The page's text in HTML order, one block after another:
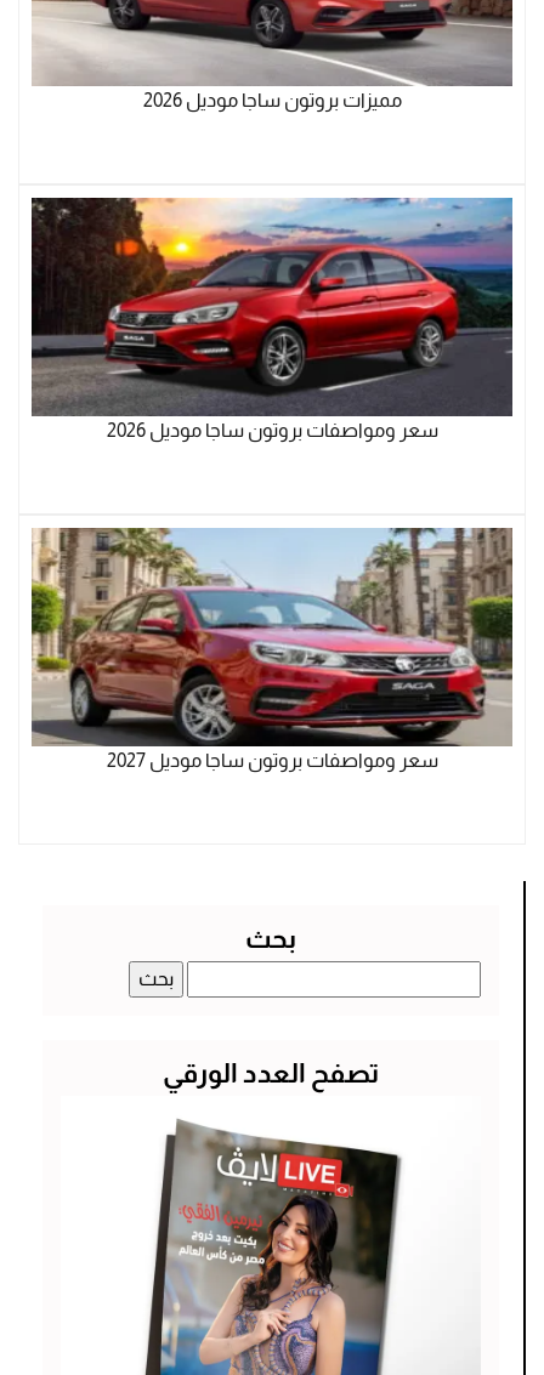
مميزات بروتون ساجا موديل 2026
سعر ومواصفات بروتون ساجا موديل 2026
سعر ومواصفات بروتون ساجا موديل 2027
بحث
عن:
تصفح العدد الورقي